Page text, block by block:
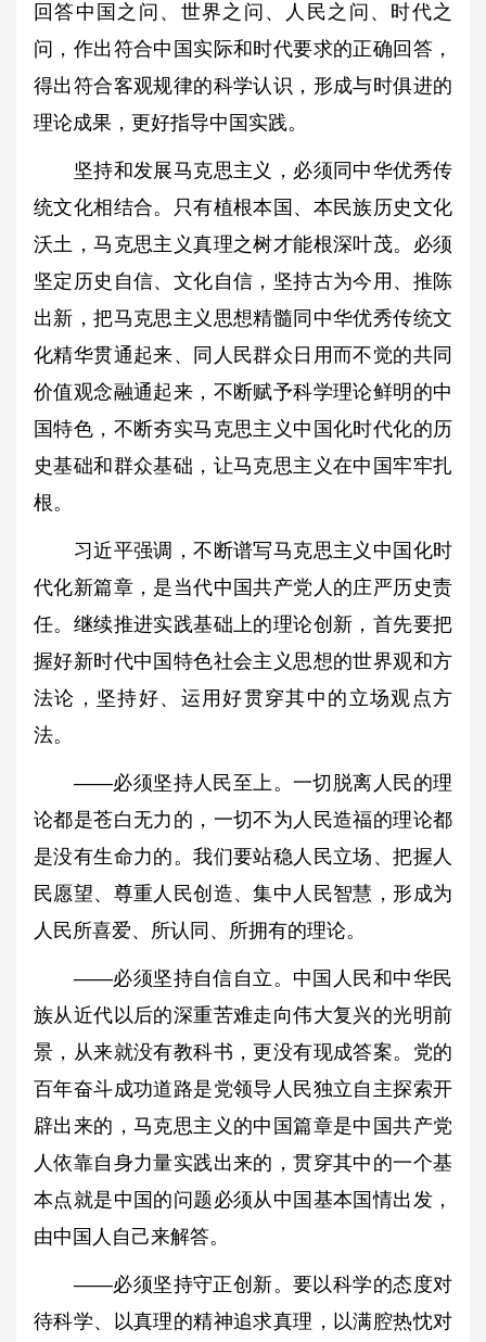
回答中国之问、世界之问、人民之问、时代之
问，作出符合中国实际和时代要求的正确回答，
得出符合客观规律的科学认识，形成与时俱进的
理论成果，更好指导中国实践。
坚持和发展马克思主义，必须同中华优秀传
统文化相结合。只有植根本国、本民族历史文化
沃土，马克思主义真理之树才能根深叶茂。必须
坚定历史自信、文化自信，坚持古为今用、推陈
出新，把马克思主义思想精髓同中华优秀传统文
化精华贯通起来、同人民群众日用而不觉的共同
价值观念融通起来，不断赋予科学理论鲜明的中
国特色，不断夯实马克思主义中国化时代化的历
史基础和群众基础，让马克思主义在中国牢牢扎
根。
习近平强调，不断谱写马克思主义中国化时
代化新篇章，是当代中国共产党人的庄严历史责
任。继续推进实践基础上的理论创新，首先要把
握好新时代中国特色社会主义思想的世界观和方
法论，坚持好、运用好贯穿其中的立场观点方
法。
——必须坚持人民至上。一切脱离人民的理
论都是苍白无力的，一切不为人民造福的理论都
是没有生命力的。我们要站稳人民立场、把握人
民愿望、尊重人民创造、集中人民智慧，形成为
人民所喜爱、所认同、所拥有的理论。
——必须坚持自信自立。中国人民和中华民
族从近代以后的深重苦难走向伟大复兴的光明前
景，从来就没有教科书，更没有现成答案。党的
百年奋斗成功道路是党领导人民独立自主探索开
辟出来的，马克思主义的中国篇章是中国共产党
人依靠自身力量实践出来的，贯穿其中的一个基
本点就是中国的问题必须从中国基本国情出发，
由中国人自己来解答。
——必须坚持守正创新。要以科学的态度对
待科学、以真理的精神追求真理，以满腔热忱对